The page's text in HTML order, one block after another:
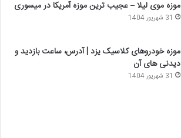
موزه موی لیلا – عجیب ترین موزه آمریکا در میسوری
31 شهریور 1404
موزه خودروهای کلاسیک یزد | آدرس، ساعت بازدید و
دیدنی های آن
31 شهریور 1404